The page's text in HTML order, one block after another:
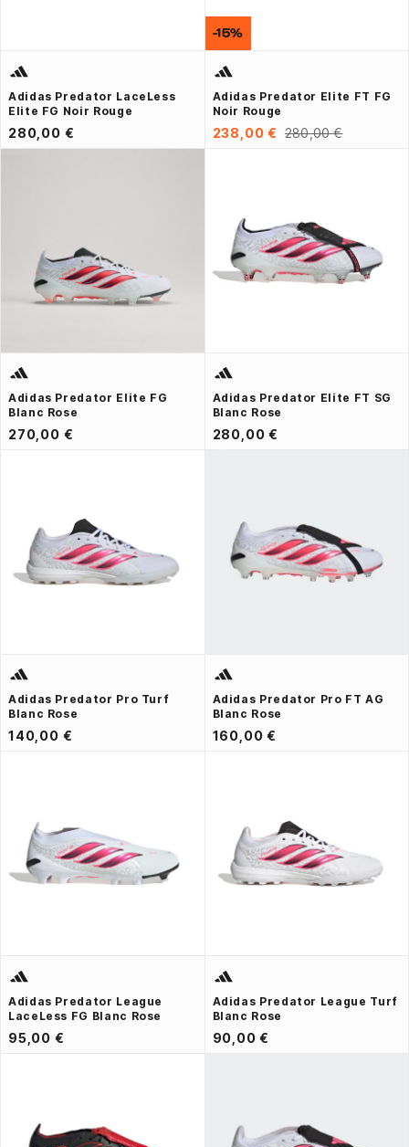
Adidas Predator LaceLess
Elite FG Noir Rouge
280,00 €
Adidas Predator Elite FT FG
Noir Rouge
238,00 € 280,00 €
-15%
Adidas Predator Elite FG
Blanc Rose
270,00 €
Adidas Predator Elite FT SG
Blanc Rose
280,00 €
Adidas Predator Pro Turf
Blanc Rose
140,00 €
Adidas Predator Pro FT AG
Blanc Rose
160,00 €
Adidas Predator League
LaceLess FG Blanc Rose
95,00 €
Adidas Predator League Turf
Blanc Rose
90,00 €